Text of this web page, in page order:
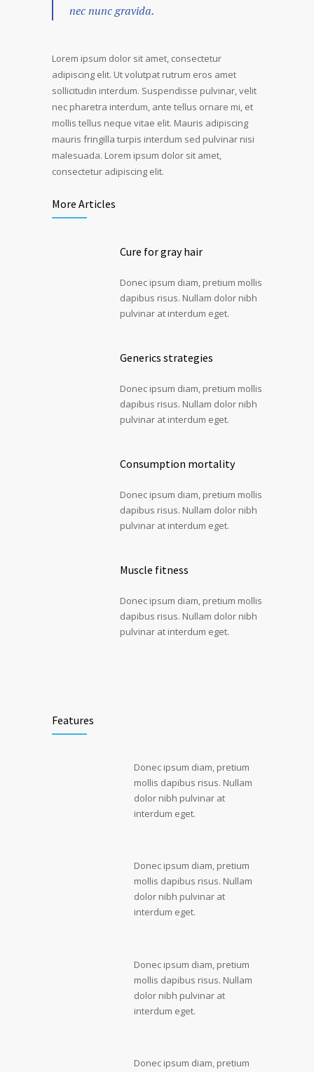
nec nunc gravida.
Lorem ipsum dolor sit amet, consectetur
adipiscing elit. Ut volutpat rutrum eros amet
sollicitudin interdum. Suspendisse pulvinar, velit
nec pharetra interdum, ante tellus ornare mi, et
mollis tellus neque vitae elit. Mauris adipiscing
mauris fringilla turpis interdum sed pulvinar nisi
malesuada. Lorem ipsum dolor sit amet,
consectetur adipiscing elit.
More Articles
Cure for gray hair
Donec ipsum diam, pretium mollis
dapibus risus. Nullam dolor nibh
pulvinar at interdum eget.
Generics strategies
Donec ipsum diam, pretium mollis
dapibus risus. Nullam dolor nibh
pulvinar at interdum eget.
Consumption mortality
Donec ipsum diam, pretium mollis
dapibus risus. Nullam dolor nibh
pulvinar at interdum eget.
Muscle fitness
Donec ipsum diam, pretium mollis
dapibus risus. Nullam dolor nibh
pulvinar at interdum eget.
Features
Donec ipsum diam, pretium
mollis dapibus risus. Nullam
dolor nibh pulvinar at
interdum eget.
Donec ipsum diam, pretium
mollis dapibus risus. Nullam
dolor nibh pulvinar at
interdum eget.
Donec ipsum diam, pretium
mollis dapibus risus. Nullam
dolor nibh pulvinar at
interdum eget.
Donec ipsum diam, pretium